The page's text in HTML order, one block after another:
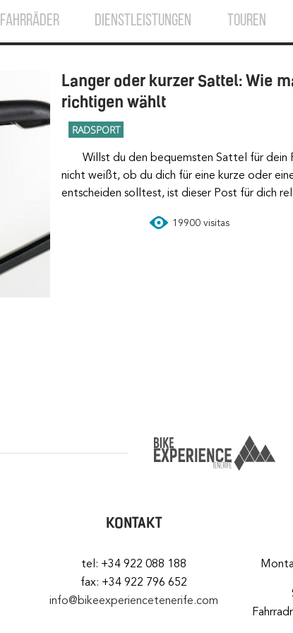
FAHRRÄDER DIENSTLEISTUNGEN TOUREN
Langer oder kurzer Sattel: Wie
richtigen wählt
RADSPORT
Willst du den bequemsten Sattel für dein Fahrrad? Falls du
nicht weißt, ob du dich für eine kurze oder
entscheiden solltest, ist dieser Post für dich
19900 visitas
KONTAKT
tel: +34 922 088 188
fax: +34 922 796 652
info@bikeexperiencetenerife.com